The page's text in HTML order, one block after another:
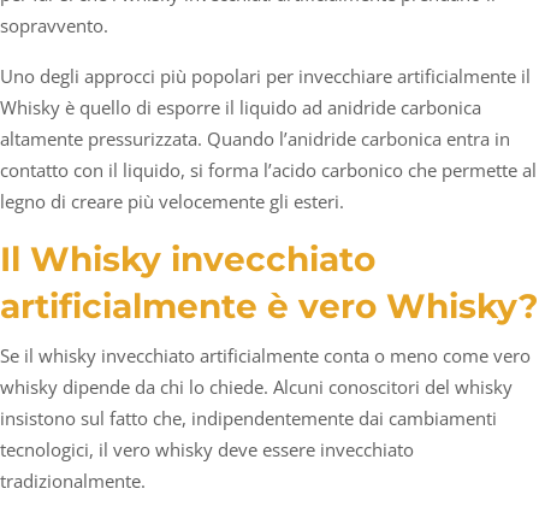
sopravvento.
Uno degli approcci più popolari per invecchiare artificialmente il
Whisky è quello di esporre il liquido ad anidride carbonica
altamente pressurizzata. Quando l’anidride carbonica entra in
contatto con il liquido, si forma l’acido carbonico che permette al
legno di creare più velocemente gli esteri.
Il Whisky invecchiato
artificialmente è vero Whisky?
Se il whisky invecchiato artificialmente conta o meno come vero
whisky dipende da chi lo chiede. Alcuni conoscitori del whisky
insistono sul fatto che, indipendentemente dai cambiamenti
tecnologici, il vero whisky deve essere invecchiato
tradizionalmente.